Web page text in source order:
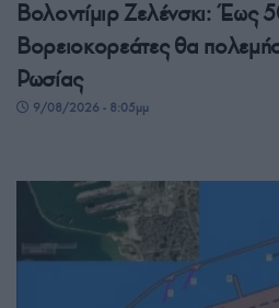
Βολοντίμιρ Ζελένσκι: Έως
Βορειοκορεάτες θα
Ρωσίας
9/08/2026 - 8:05μμ